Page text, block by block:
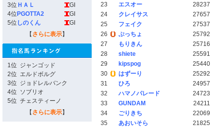
3位 ＨＡＬ
GI
4位 PGOTTA2
GI
5位 しのくん
GI
【 さらに表示】
1位 ジャンゴッド
2位 エルドボルグ
3位 ジョドレルバンク
4位 ソブリオ
5位 チェスティーノ
【 さらに表示】
23
エスオー
28237
24
クレイサス
27657
25
フェイク
27537
26
ぷっちょ
25792
27
もりきん
25716
28
shiete
25591
29
kipspog
25440
30
はずーり
25292
31
ひろ
24957
32
ハマノパレード
24723
33
GUNDAM
24211
34
ごりきち
22069
35
あおいそら
21825